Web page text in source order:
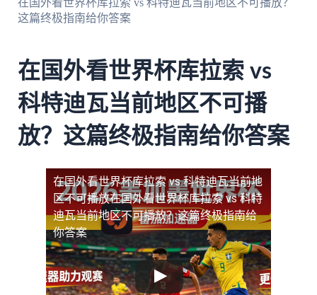
在国外看世界杯库拉索 vs 科特迪瓦当前地区不可播放？
这篇终极指南给你答案
在国外看世界杯库拉索 vs
科特迪瓦当前地区不可播
放？这篇终极指南给你答案
在国外看世界杯库拉索 vs 科特迪瓦当前地
区不可播放在国外看世界杯库拉索 vs 科特
迪瓦当前地区不可播放？这篇终极指南给
你答案